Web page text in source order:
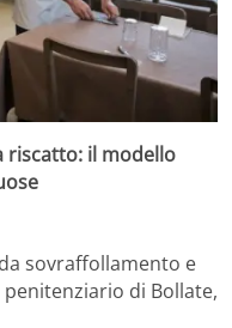
riscatto: il modello
sovraffollamento e
di Bollate,